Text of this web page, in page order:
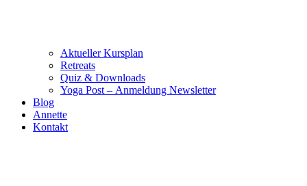
Aktueller Kursplan
Retreats
Quiz & Downloads
Yoga Post – Anmeldung Newsletter
Blog
Annette
Kontakt